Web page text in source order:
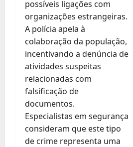
possíveis ligações com
organizações estrangeiras.
A polícia apela à
colaboração da população,
incentivando a denúncia de
atividades suspeitas
relacionadas com
falsificação de
documentos.
Especialistas em segurança
consideram que este tipo
de crime representa uma